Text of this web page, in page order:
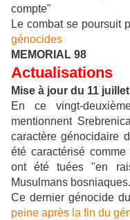
compte"
Le combat se poursuit
génocides
MEMORIAL 98
Actualisations
Mise à jour du 11
En ce vingt-
mentionnent
caractère génocidaire
été caractérisé
ont été tuées "en
Musulmans bosniaques.
Ce dernier génocide
peine après la fin du